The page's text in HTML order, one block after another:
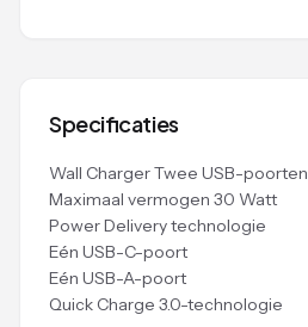
Specificaties
Wall Charger Twee USB-poorten
Maximaal vermogen 30 Watt
Power Delivery technologie
Eén USB-C-poort
Eén USB-A-poort
Quick Charge 3.0-technologie